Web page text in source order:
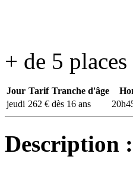
+ de 5 places
Jour Tarif Tranche d'âge
jeudi 262 € dès 16 ans
Description :